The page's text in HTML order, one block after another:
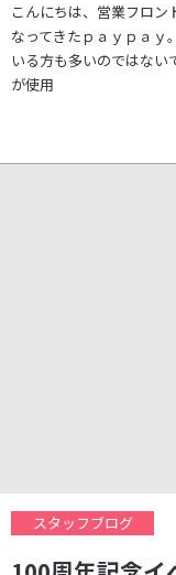
こんにちは、営業フロ
なってきたｐａｙｐａｙ
いる方も多いのではな
が使用
スタッフブログ